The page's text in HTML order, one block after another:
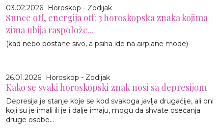
03.02.2026 Horoskop - Zodijak
Sunce off, energija off: 3 horoskopska znaka kojima
zima ubija raspolože...
(kad nebo postane sivo, a psiha ide na airplane mode)
26.01.2026 Horoskop - Zodijak
Kako se svaki horoskopski znak nosi sa depresijom
Depresija je stanje koje se kod svakoga javlja drugačije, ali oni
koji su je imali ili je i dalje imaju, mogu da shvate osećanja
druge osobe...